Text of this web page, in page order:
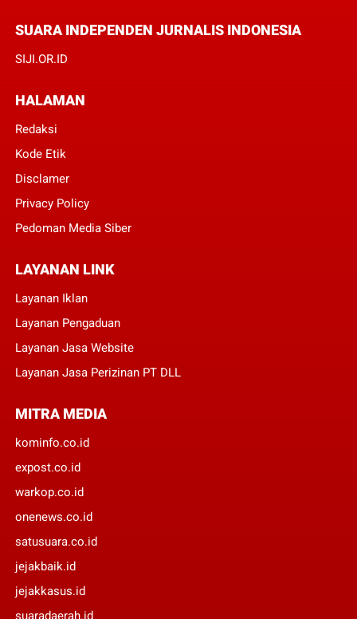
SUARA INDEPENDEN JURNALIS INDONESIA
SIJI.OR.ID
HALAMAN
Redaksi
Kode Etik
Disclamer
Privacy Policy
Pedoman Media Siber
LAYANAN LINK
Layanan Iklan
Layanan Pengaduan
Layanan Jasa Website
Layanan Jasa Perizinan PT DLL
MITRA MEDIA
kominfo.co.id
expost.co.id
warkop.co.id
onenews.co.id
satusuara.co.id
jejakbaik.id
jejakkasus.id
suaradaerah.id